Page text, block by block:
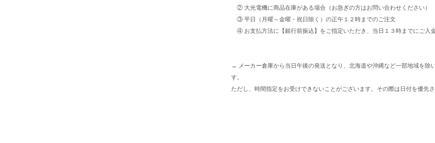
② 大光電機に商品在庫がある場合（お急ぎの方はお問い合わせください）
③ 平日（月曜～金曜・祝日除く）の正午１２時までのご注文
④ お支払方法に【銀行前振込】をご指定いただき、当日１３時までにご入
→ メーカー倉庫から当日午後の発送となり、北海道や沖縄など一部地域を除
す。
ただし、時間指定をお受けできないことがございます。その際は日付を優先さ